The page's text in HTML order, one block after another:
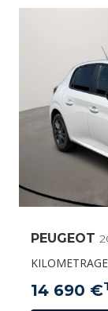
PEUGEOT
14 690 €